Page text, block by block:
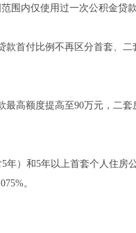
内仅使用过一次公积金贷款
首付比例不再区分首套、二
额度提高至90万元，二套
）和5年以上首套个人住房
。